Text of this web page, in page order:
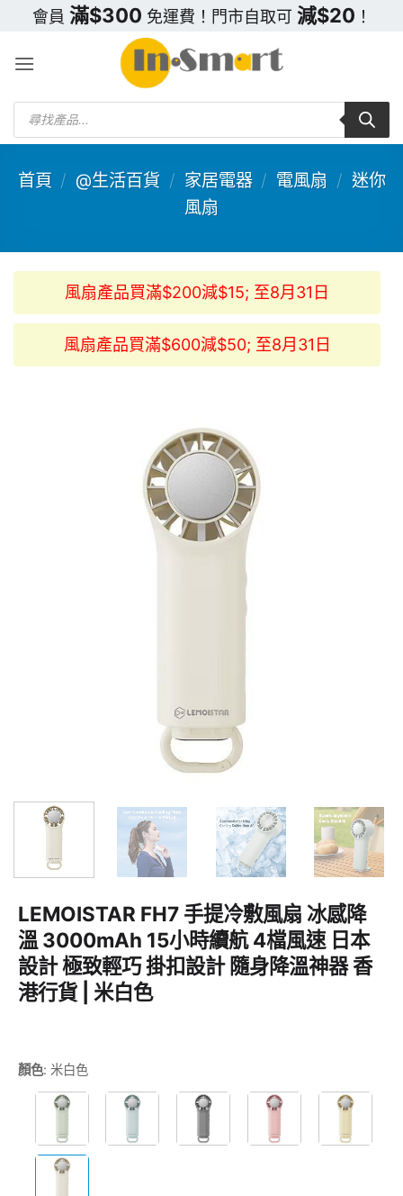
content
會員 滿$300 免運費！門市自取可 減$20 ！
Products
search
首頁 / @生活百貨 / 家居電器 / 電風扇 / 迷你
風扇
風扇產品買滿$200減$15; 至8月31日
風扇產品買滿$600減$50; 至8月31日
LEMOISTAR FH7 手提冷敷風扇 冰感降
溫 3000mAh 15小時續航 4檔風速 日本
設計 極致輕巧 掛扣設計 隨身降溫神器 香
港行貨 | 米白色
顏色: 米白色